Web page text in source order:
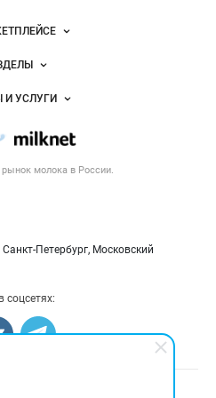
рынок молокав России.
Петербург, Московский
Milknet.ru
рекламы
оферта
информация
персональных данных
рынка
И УСЛУГИ
продукция
сырье
соцсетях: